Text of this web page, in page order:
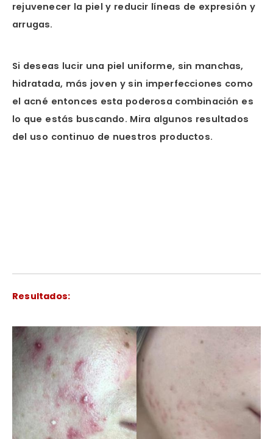
rejuvenecer la piel y reducir líneas de expresión y
arrugas.
Si deseas lucir una piel uniforme, sin manchas,
hidratada, más joven y sin imperfecciones como
el acné entonces esta poderosa combinación es
lo que estás buscando. Mira algunos resultados
del uso continuo de nuestros productos.
Resultados: